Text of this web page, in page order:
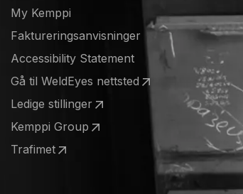
My Kemppi
Faktureringsanvisninger
Accessibility Statement
Gå til WeldEyes nettsted
(opens in a new tab)
Ledige stillinger
(opens in a new tab)
Kemppi Group
(opens in a new tab)
Trafimet